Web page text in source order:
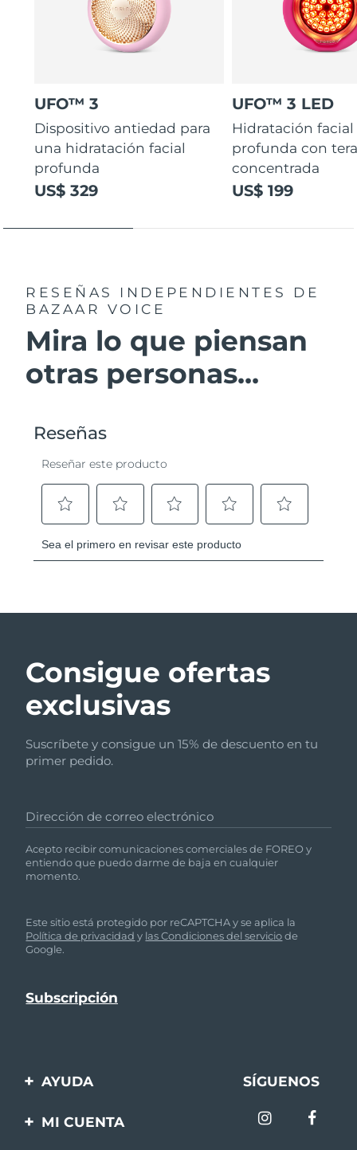
UFO™ 3
Dispositivo antiedad para
una hidratación facial
profunda
US$ 329
UFO™ 3 LED
Hidratación facial
profunda con
concentrada
US$ 199
RESEÑAS INDEPENDIENTES
DE
BAZAAR VOICE
Mira lo que piensan
otras personas...
Consigue ofertas
exclusivas
Suscríbete y consigue un 15% de descuento en tu
primer pedido.
Dirección de correo electrónico
Acepto recibir comunicaciones comerciales de FOREO y
entiendo que puedo darme de baja en cualquier
momento.
Este sitio está protegido por reCAPTCHA y se aplica la
Política de privacidad y las Condiciones del serviciode
Google.
AYUDA
Contáctanos
SÍGUENOS
MI CUENTA